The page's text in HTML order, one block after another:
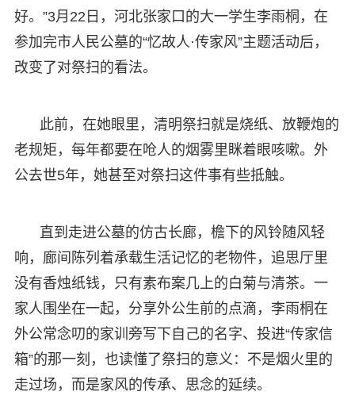
好。”3月22日，河北张家口的大一学生李雨桐，在
参加完市人民公墓的“忆故人·传家风”主题活动后，
改变了对祭扫的看法。
此前，在她眼里，清明祭扫就是烧纸、放鞭炮的
老规矩，每年都要在呛人的烟雾里眯着眼咳嗽。外
公去世5年，她甚至对祭扫这件事有些抵触。
直到走进公墓的仿古长廊，檐下的风铃随风轻
响，廊间陈列着承载生活记忆的老物件，追思厅里
没有香烛纸钱，只有素布案几上的白菊与清茶。一
家人围坐在一起，分享外公生前的点滴，李雨桐在
外公常念叨的家训旁写下自己的名字、投进“传家信
箱”的那一刻，也读懂了祭扫的意义：不是烟火里的
走过场，而是家风的传承、思念的延续。